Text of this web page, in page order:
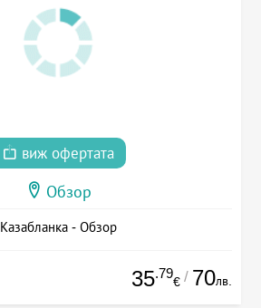
виж офертата
Обзор
Казабланка - Обзор
35.79
€ / 70лв.